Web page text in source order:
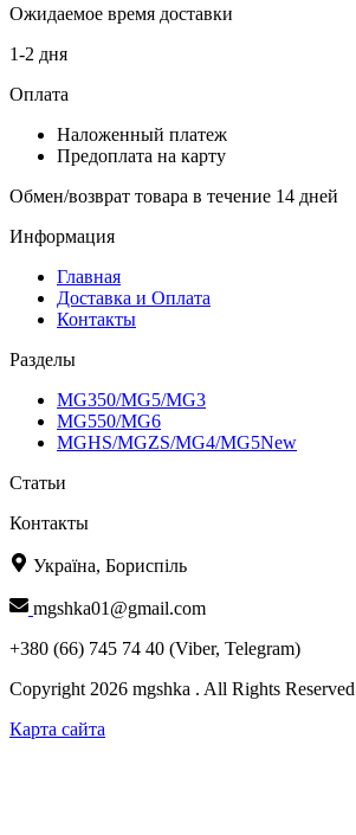
Ожидаемое время доставки
1-2 дня
Оплата
Наложенный платеж
Предоплата на карту
Обмен/возврат товара в течение 14 дней
Информация
Главная
Доставка и Оплата
Контакты
Разделы
MG350/MG5/MG3
MG550/MG6
MGHS/MGZS/MG4/MG5New
Статьи
Контакты
Україна, Бориспіль
mgshka01@gmail.com
+380 (66) 745 74 40 (Viber, Telegram)
Copyright 2026 mgshka . All Rights Reserved
Карта сайта